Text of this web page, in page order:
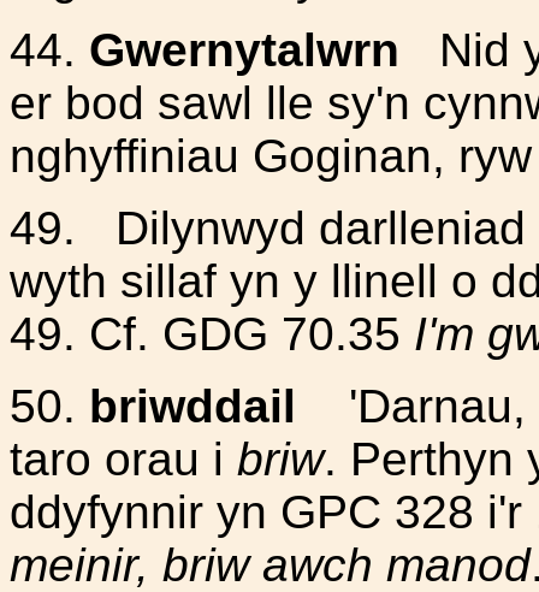
44. Gwernytalwrn
Nid
er bod sawl lle sy'n
nghyffiniau Goginan,
49.
Dilynwyd
wyth sillaf yn y llinell o
49. Cf. GDG 70.35 I'm
50. briwddail
'Darnau,
taro orau i briw. Perthyn
ddyfynnir yn GPC 328
meinir, briw awch manod